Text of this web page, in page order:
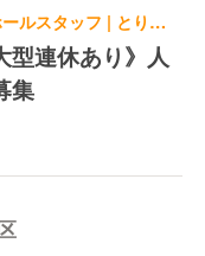
焼き鳥, 居酒屋 | レストランサービス・ホールスタッフ | とり家ゑび寿 平和台北口
型連休あり》人
集